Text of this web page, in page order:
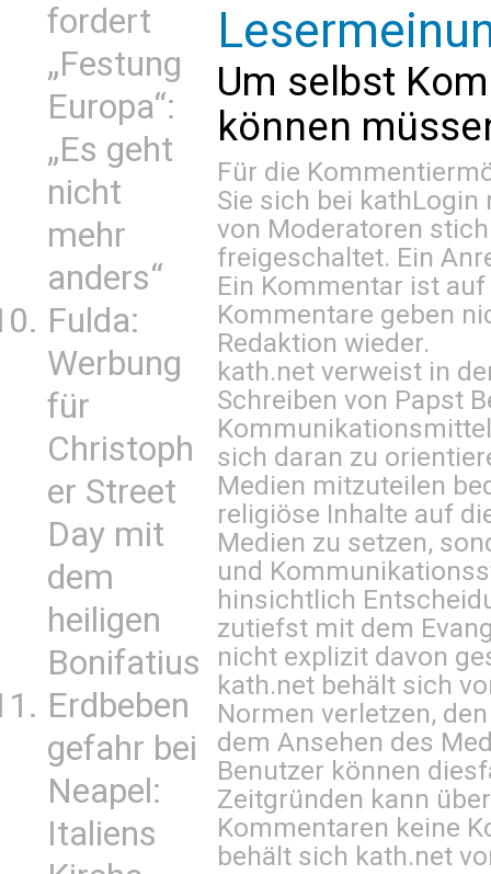
fordert
„Festung
Europa“:
„Es geht
nicht
mehr
anders“
Fulda:
Werbung
für
Christoph
er Street
Day mit
dem
heiligen
Bonifatius
Erdbeben
gefahr bei
Neapel:
Italiens
Um selbst
können
Für die
Sie sich bei kathLogin
von Moderatoren
freigeschaltet. Ein
Ein Kommentar ist
Kommentare geben
Redaktion wieder.
kath.net verweist in
Schreiben von Papst
sich daran zu
Medien mitzuteilen
religiöse Inhalte auf
Medien zu setzen,
und
hinsichtlich
zutiefst mit dem
nicht explizit davon
kath.net behält sich
Normen verletzen,
dem Ansehen des
Benutzer können
Zeitgründen kann
Kommentaren keine
behält sich kath.net